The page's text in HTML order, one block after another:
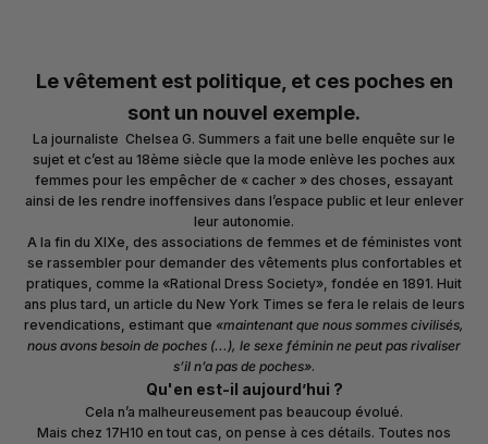
Le vêtement est politique, et ces poches en
sont un nouvel exemple.
La journaliste Chelsea G. Summers a fait une belle enquête sur le
sujet et c’est au 18ème siècle que la mode enlève les poches aux
femmes pour les empêcher de « cacher » des choses, essayant
ainsi de les rendre inoffensives dans l’espace public et leur enlever
leur autonomie.
A la fin du XIXe, des associations de femmes et de féministes vont
se rassembler pour demander des vêtements plus confortables et
pratiques, comme la «Rational Dress Society», fondée en 1891. Huit
ans plus tard, un article du New York Times se fera le relais de leurs
revendications, estimant que «maintenant que nous sommes civilisés,
nous avons besoin de poches (...), le sexe féminin ne peut pas rivaliser
s’il n’a pas de poches».
Qu'en est-il aujourd’hui ?
Cela n’a malheureusement pas beaucoup évolué.
Mais chez 17H10 en tout cas, on pense à ces détails. Toutes nos